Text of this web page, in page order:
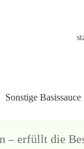
Sonstige Basissauce
Widerrufsformular
– erfüllt die